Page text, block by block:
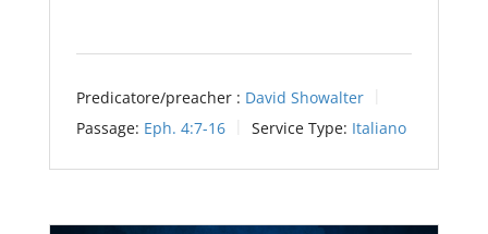
Predicatore/preacher : David Showalter
Passage: Eph. 4:7-16 Service Type: Italiano